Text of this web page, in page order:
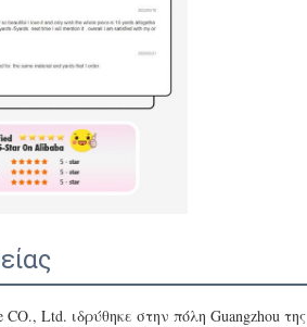
Ltd. ιδρύθηκε στην πόλη Guangzhou